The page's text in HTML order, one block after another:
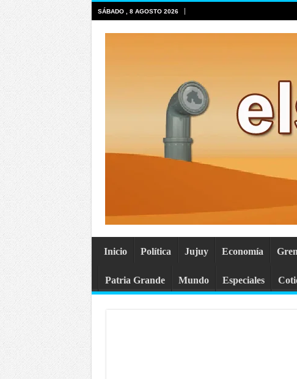
SÁBADO , 8 AGOSTO 2026
Inicio Política Jujuy Economía
Patria Grande Mundo Especiales